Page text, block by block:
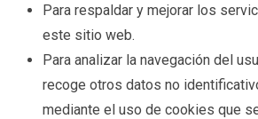
Para respaldar y mejorar los
este sitio web.
Para analizar la navegación del
recoge otros datos no
mediante el uso de cookies que